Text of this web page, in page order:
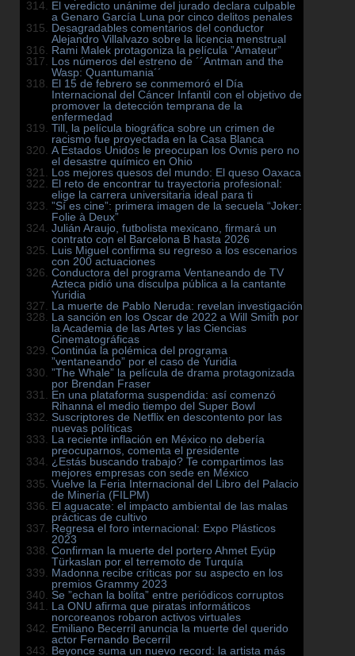
El veredicto unánime del jurado declara culpable
a Genaro García Luna por cinco delitos penales
Desagradables comentarios del conductor
Alejandro Villalvazo sobre la licencia menstrual
Rami Malek protagoniza la película ”Amateur”
Los números del estreno de ´´Antman and the
Wasp: Quantumania´´
El 15 de febrero se conmemoró el Día
Internacional del Cáncer Infantil con el objetivo de
promover la detección temprana de la
enfermedad
Till, la película biográfica sobre un crimen de
racismo fue proyectada en la Casa Blanca
A Estados Unidos le preocupan los Ovnis pero no
el desastre químico en Ohio
Los mejores quesos del mundo: El queso Oaxaca
El reto de encontrar tu trayectoria profesional:
elige la carrera universitaria ideal para ti
”Sí es cine”: primera imagen de la secuela “Joker:
Folie à Deux”
Julián Araujo, futbolista mexicano, firmará un
contrato con el Barcelona B hasta 2026
Luis Miguel confirma su regreso a los escenarios
con 200 actuaciones
Conductora del programa Ventaneando de TV
Azteca pidió una disculpa pública a la cantante
Yuridia
La muerte de Pablo Neruda: revelan investigación
La sanción en los Oscar de 2022 a Will Smith por
la Academia de las Artes y las Ciencias
Cinematográficas
Continúa la polémica del programa
”ventaneando” por el caso de Yuridia
”The Whale” la película de drama protagonizada
por Brendan Fraser
En una plataforma suspendida: así comenzó
Rihanna el medio tiempo del Super Bowl
Suscriptores de Netflix en descontento por las
nuevas políticas
La reciente inflación en México no debería
preocuparnos, comenta el presidente
¿Estás buscando trabajo? Te compartimos las
mejores empresas con sede en México
Vuelve la Feria Internacional del Libro del Palacio
de Minería (FILPM)
El aguacate: el impacto ambiental de las malas
prácticas de cultivo
Regresa el foro internacional: Expo Plásticos
2023
Confirman la muerte del portero Ahmet Eyüp
Türkaslan por el terremoto de Turquía
Madonna recibe críticas por su aspecto en los
premios Grammy 2023
Se ”echan la bolita” entre periódicos corruptos
La ONU afirma que piratas informáticos
norcoreanos robaron activos virtuales
Emiliano Becerril anuncia la muerte del querido
actor Fernando Becerril
Beyonce suma un nuevo record: la artista más